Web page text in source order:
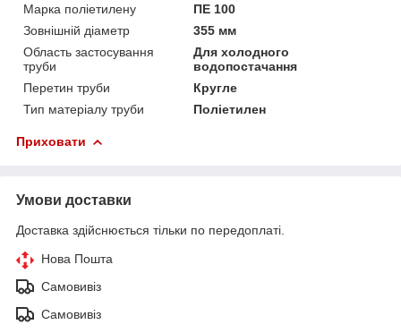
Марка поліетилену
ПЕ 100
Зовнішній діаметр
355 мм
Область застосування
труби
Для холодного
водопостачання
Перетин труби
Кругле
Тип матеріалу труби
Поліетилен
Приховати
Умови доставки
Доставка здійснюється тільки по передоплаті.
Нова Пошта
Самовивіз
Самовивіз